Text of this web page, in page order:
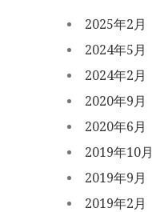
2025年2月
2024年5月
2024年2月
2020年9月
2020年6月
2019年10月
2019年9月
2019年2月